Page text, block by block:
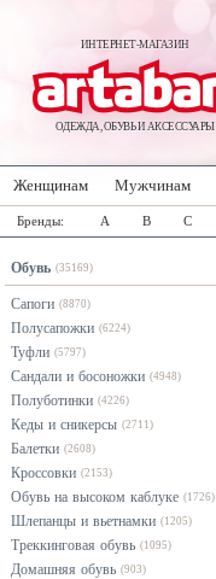
ИНТЕРНЕТ-МАГАЗИН
ОДЕЖДА, ОБУВЬ И АКСЕССУАРЫ
Женщинам Мужчинам
Бренды: A B C
Обувь (35169)
Сапоги (8870)
Полусапожки (6224)
Туфли (5797)
Сандали и босоножки (4948)
Полуботинки (4226)
Кеды и сникерсы (2711)
Балетки (2608)
Кроссовки (2153)
Обувь на высоком каблуке (1726)
Шлепанцы и вьетнамки (1205)
Треккинговая обувь (1095)
Домашняя обувь (903)